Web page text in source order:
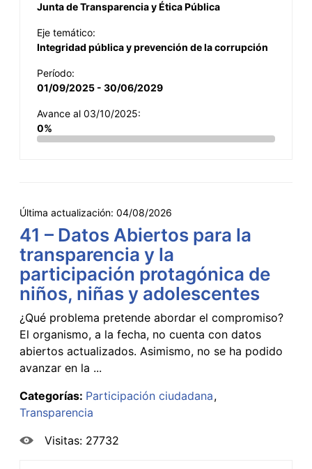
Junta de Transparencia y Ética Pública
Eje temático:
Integridad pública y prevención de la corrupción
Período:
01/09/2025 - 30/06/2029
Avance al 03/10/2025:
0%
Última actualización: 04/08/2026
41 – Datos Abiertos para la
transparencia y la
participación protagónica de
niños, niñas y adolescentes
¿Qué problema pretende abordar el compromiso?
El organismo, a la fecha, no cuenta con datos
abiertos actualizados. Asimismo, no se ha podido
avanzar en la ...
Categorías: Participación ciudadana
Transparencia
Visitas: 27732